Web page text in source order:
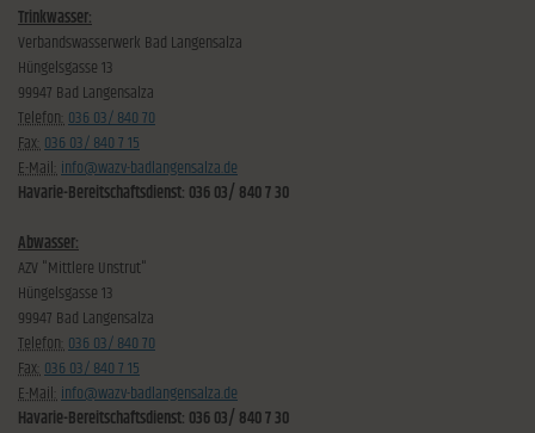
Trinkwasser:
Verbandswasserwerk Bad Langensalza
Hüngelsgasse 13
99947 Bad Langensalza
Telefon:036 03/ 840 70
Fax:036 03/ 840 7 15
E-Mail:info@wazv-badlangensalza.de
Havarie-Bereitschaftsdienst: 036 03/ 840 7 30
Abwasser:
AZV "Mittlere Unstrut"
Hüngelsgasse 13
99947 Bad Langensalza
Telefon:036 03/ 840 70
Fax:036 03/ 840 7 15
E-Mail:info@wazv-badlangensalza.de
Havarie-Bereitschaftsdienst: 036 03/ 840 7 30